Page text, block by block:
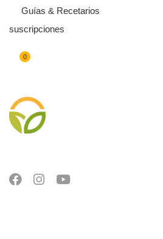
Guías & Recetarios
suscripciones
0